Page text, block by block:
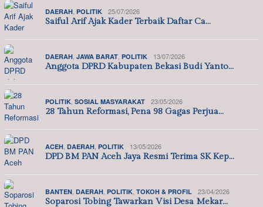
DAERAH POLITIK 25/07/2026
Saiful Arif Ajak Kader Terbaik Daftar Ca…
DAERAH JAWA BARAT POLITIK 13/07/2026
Anggota DPRD Kabupaten Bekasi Budi Yanto…
POLITIK SOSIAL MASYARAKAT 23/05/2026
28 Tahun Reformasi, Pena 98 Gagas Perjua…
ACEH DAERAH POLITIK 13/05/2026
DPD BM PAN Aceh Jaya Resmi Terima SK Kep…
BANTEN DAERAH POLITIK TOKOH & PROFIL 23/04/2026
Soparosi Tobing Tawarkan Visi Desa Mekar…